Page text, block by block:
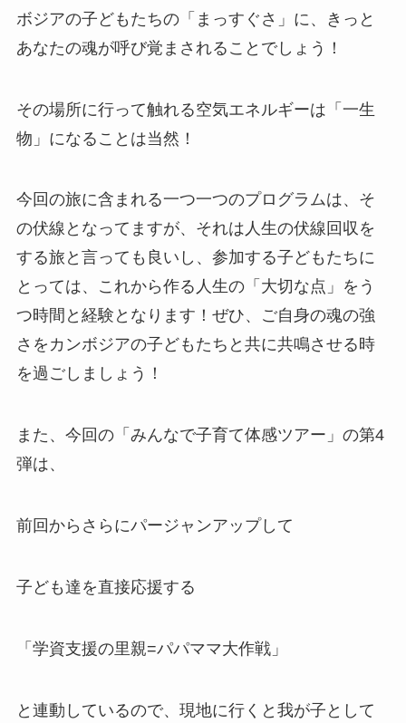
ボジアの子どもたちの「まっすぐさ」に、きっと
あなたの魂が呼び覚まされることでしょう！
その場所に行って触れる空気エネルギーは「一生
物」になることは当然！
今回の旅に含まれる一つ一つのプログラムは、そ
の伏線となってますが、それは人生の伏線回収を
する旅と言っても良いし、参加する子どもたちに
とっては、これから作る人生の「大切な点」をう
つ時間と経験となります！ぜひ、ご自身の魂の強
さをカンボジアの子どもたちと共に共鳴させる時
を過ごしましょう！
また、今回の「みんなで子育て体感ツアー」の第4
弾は、
前回からさらにパージャンアップして
子ども達を直接応援する
「学資支援の里親=パパママ大作戦」
と連動しているので、現地に行くと我が子として